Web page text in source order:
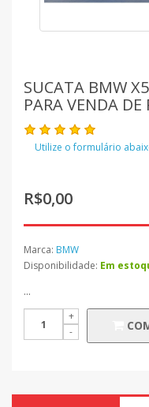
SUCATA BMW
PARA VENDA DE
Utilize o formulário
R$0,00
Marca: BMW
Disponibilidade: Em
...